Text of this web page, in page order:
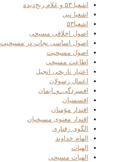
اشعیا ۵۳ و غلام رنج‌دیده
اشعیا نبی
اشعیا۵۳
اصول اخلاقی مسیحی
اصول اساسی نجات در مسیحیت
اصول مسیحیت
اطاعت مسیحی
اعتبار تاریخی انجیل
اعمال رسولان
افسردگی_و_ایمان
افسسیان
اقتدار مؤمنان
اقتدار معنوی مسیحیان
الگوی رفتاری
الهام خداوند
الهیات
الهیات مسیحی